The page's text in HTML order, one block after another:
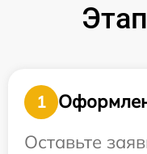
1
Оставьте